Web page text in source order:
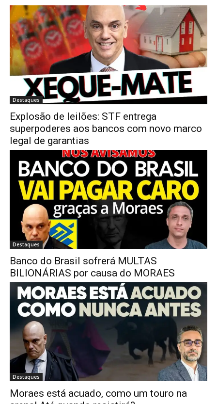
Destaques
Explosão de leilões: STF entrega
superpoderes aos bancos com novo marco
legal de garantias
Destaques
Banco do Brasil sofrerá MULTAS
BILIONÁRIAS por causa do MORAES
Destaques
Moraes está acuado, como um touro na